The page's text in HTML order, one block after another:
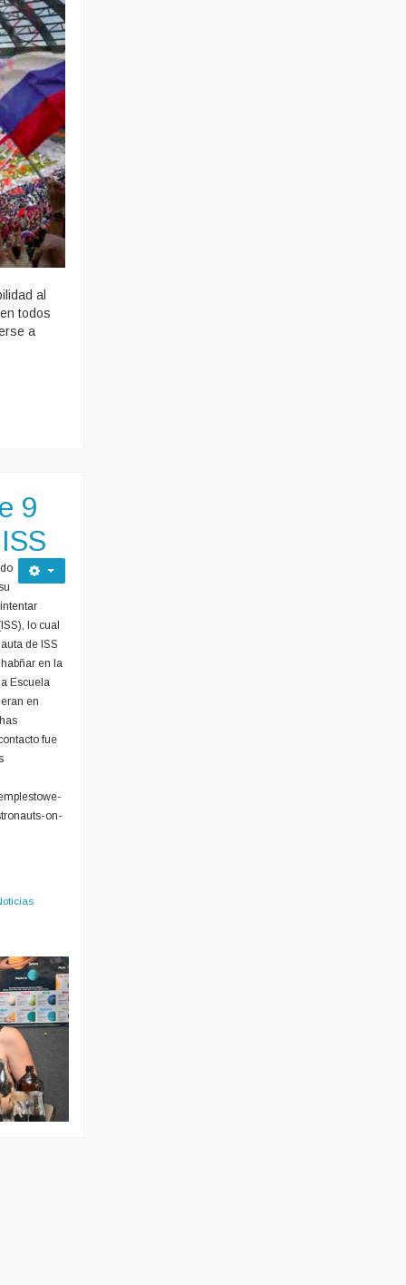
al
todos
a
9
lo cual
de ISS
en la
Escuela
en
fue
on-